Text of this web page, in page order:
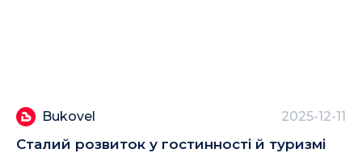
Bukovel 2025-12-11
Сталий розвиток у гостинності й туризмі